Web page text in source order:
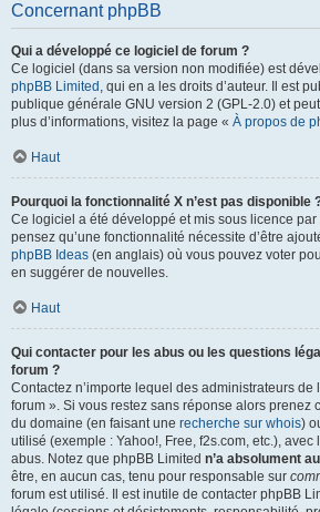
Concernant phpBB
Qui a développé ce logiciel de forum ?
Ce logiciel (dans sa version non modifiée) est
phpBB Limited , qui en a les droits d’auteur. Il est
publique générale GNU version 2 (GPL-2.0) et
plus d’informations, visitez la page « À propos de
Haut
Pourquoi la fonctionnalité X n’est pas disponible
Ce logiciel a été développé et mis sous licence
pensez qu’une fonctionnalité nécessite d’être
phpBB Ideas (en anglais) où vous pouvez voter
en suggérer de nouvelles.
Haut
Qui contacter pour les abus ou les questions
forum ?
Contactez n’importe lequel des administrateurs de
forum ». Si vous restez sans réponse alors prenez
du domaine (en faisant une recherche sur whois)
utilisé (exemple : Yahoo!, Free, f2s.com, etc.),
abus. Notez que phpBB Limited n’a absolument
être, en aucun cas, tenu pour responsable sur
forum est utilisé. Il est inutile de contacter phpBB